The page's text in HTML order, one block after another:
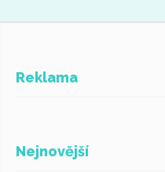
Reklama
Nejnovější